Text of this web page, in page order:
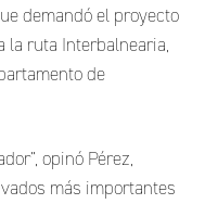
demandó el proyecto
la ruta Interbalnearia,
de
opinó Pérez,
más importantes